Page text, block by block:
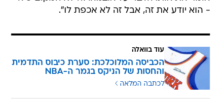
- הוא יודע את זה, אבל זה לא אכפת לו".
עוד בוואלה
הכביסה המלוכלכת: סערת כיבוס התדמית
והחסות של הניקס בגמר ה-NBA
לכתבה המלאה